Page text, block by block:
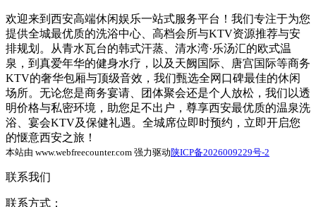
欢迎来到西安高端休闲娱乐一站式服务平台！我们专注于为您
提供全城最优质的洗浴中心、高档会所与KTV资源推荐与安
排规划。从青水瓦台的韩式汗蒸、清水湾·乐汤汇的欧式温
泉，到真爱年华的健身水疗，以及天阙国际、唐宫国际等商务
KTV的奢华包厢与顶级音效，我们甄选全网口碑最佳的休闲
场所。无论您是商务宴请、团体聚会还是个人放松，我们以透
明价格与私密环境，助您足不出户，尊享西安最优质的温泉洗
浴、宴会KTV及保健礼遇。全城席位即时预约，立即开启您
的惬意西安之旅！
本站由 www.webfreecounter.com 强力驱动陕ICP备2026009229号-2
联系我们
联系方式：